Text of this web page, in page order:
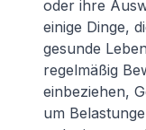
oder ihre
einige Dinge,
gesunde
regelmäßig
einbeziehen,
um